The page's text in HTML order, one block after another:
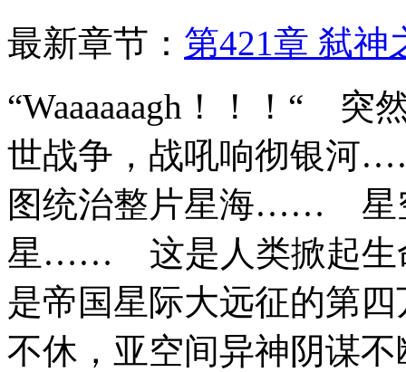
最新章节： 第421章 弑神
“Waaaaaagh！！！“ 突
世战争，战吼响彻银河
图统治整片星海…… 星
星…… 这是人类掀起生
是帝国星际大远征的第
不休，亚空间异神阴谋